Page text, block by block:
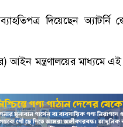
দিয়েছেন অ্যাটর্নি
আইন মন্ত্রণালয়ের মাধ্যমে